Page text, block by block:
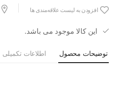
افزودن به لیست علاقه‌مندی ها
این کالا موجود می باشد.
توضیحات محصول اطلاعات تکمیلی